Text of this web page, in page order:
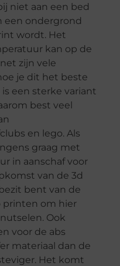
niet aan een bed
een ondergrond
wordt. Het
kan op de
zijn vele
je dit het beste
een sterke variant
best veel
en lego. Als
graag met
in aanschaf voor
van de 3d
bent van de
printen om hier
Ook
voor de abs
materiaal dan de
Het komt